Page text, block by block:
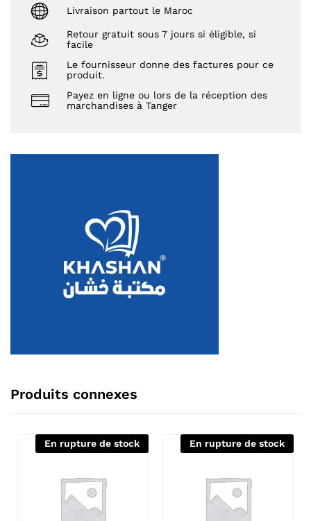
Livraison partout le Maroc
Retour gratuit sous 7 jours si éligible, si
facile
Le fournisseur donne des factures pour ce
produit.
Payez en ligne ou lors de la réception des
marchandises à Tanger
Produits connexes
En rupture de stock En rupture de stock